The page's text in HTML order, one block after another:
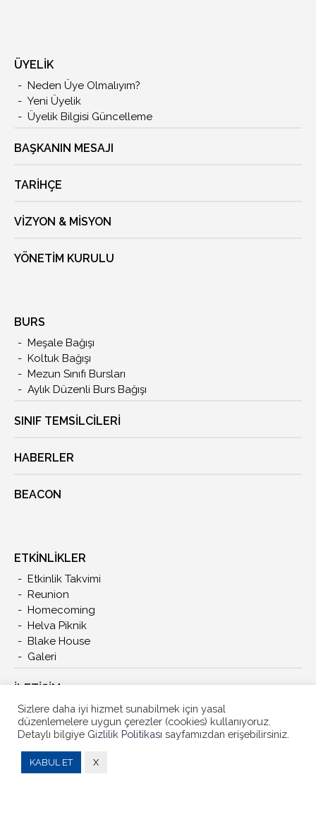
ÜYELİK
Neden Üye Olmalıyım?
Yeni Üyelik
Üyelik Bilgisi Güncelleme
BAŞKANIN MESAJI
TARIHÇE
VIZYON & MISYON
YÖNETIM KURULU
BURS
Meşale Bağışı
Koltuk Bağışı
Mezun Sınıfı Bursları
Aylık Düzenli Burs Bağışı
SINIF TEMSİLCİLERİ
HABERLER
BEACON
ETKİNLİKLER
Etkinlik Takvimi
Reunion
Homecoming
Helva Piknik
Blake House
Galeri
İLETIŞIM
Sizlere daha iyi hizmet sunabilmek için yasal
düzenlemelere uygun çerezler (cookies) kullanıyoruz.
Detaylı bilgiye Gizlilik Politikası sayfamızdan erişebilirsiniz.
KABUL ET X